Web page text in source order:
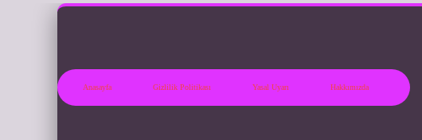
Anasayfa Gizlilik Politikası Yasal Uyarı Hakkımızda